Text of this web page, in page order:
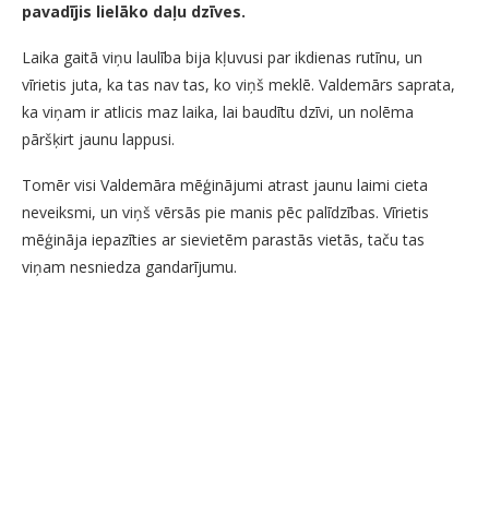
pavadījis lielāko daļu dzīves.
Laika gaitā viņu laulība bija kļuvusi par ikdienas rutīnu, un
vīrietis juta, ka tas nav tas, ko viņš meklē. Valdemārs saprata,
ka viņam ir atlicis maz laika, lai baudītu dzīvi, un nolēma
pāršķirt jaunu lappusi.
Tomēr visi Valdemāra mēģinājumi atrast jaunu laimi cieta
neveiksmi, un viņš vērsās pie manis pēc palīdzības. Vīrietis
mēģināja iepazīties ar sievietēm parastās vietās, taču tas
viņam nesniedza gandarījumu.